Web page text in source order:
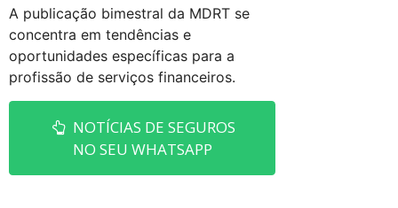
A publicação bimestral da MDRT se
concentra em tendências e
oportunidades específicas para a
profissão de serviços financeiros.
NOTÍCIAS DE SEGUROS
NO SEU WHATSAPP